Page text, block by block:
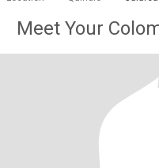
Meet Your